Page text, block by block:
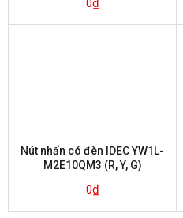
0₫
Nút nhấn có đèn IDEC YW1L-
M2E10QM3 (R, Y, G)
0₫